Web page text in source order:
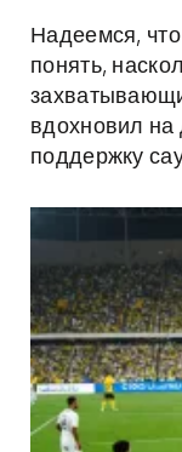
Надеемся,
понять,
вдохновил на
поддержку